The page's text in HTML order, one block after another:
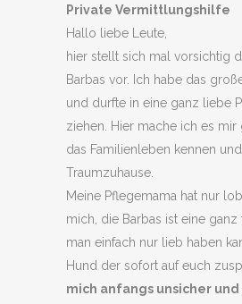
Private Vermittlungshilfe
Hallo liebe Leute,
hier stellt sich mal vorsichtig
Barbas vor. Ich habe das
und durfte in eine ganz liebe
ziehen. Hier mache ich es
das Familienleben kennen
Traumzuhause.
Meine Pflegemama hat nur
mich, die Barbas ist eine ganz
man einfach nur lieb haben
Hund der sofort auf euch
mich anfangs unsicher